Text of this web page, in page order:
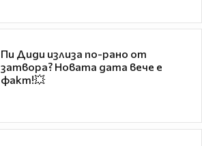
Пи Диди излиза по-рано от
затвора? Новата дата вече е
факт!💥